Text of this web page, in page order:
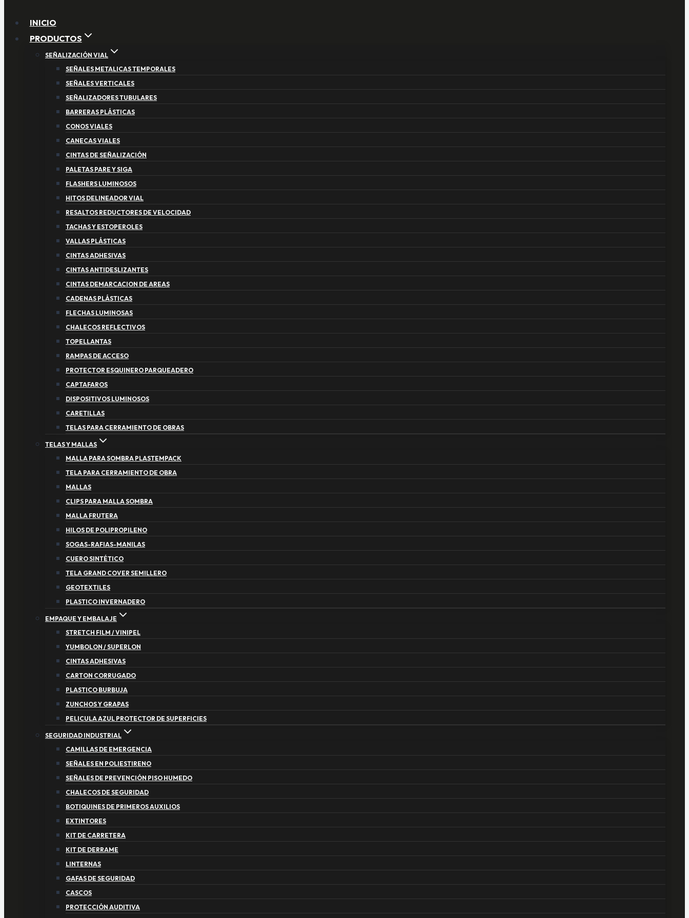
INICIO
PRODUCTOS
SEÑALIZACIÓN VIAL
SEÑALES METALICAS TEMPORALES
SEÑALES VERTICALES
SEÑALIZADORES TUBULARES
BARRERAS PLÁSTICAS
CONOS VIALES
CANECAS VIALES
CINTAS DE SEÑALIZACIÓN
PALETAS PARE Y SIGA
FLASHERS LUMINOSOS
HITOS DELINEADOR VIAL
RESALTOS REDUCTORES DE VELOCIDAD
TACHAS Y ESTOPEROLES
VALLAS PLÁSTICAS
CINTAS ADHESIVAS
CINTAS ANTIDESLIZANTES
CINTAS DEMARCACION DE AREAS
CADENAS PLÁSTICAS
FLECHAS LUMINOSAS
CHALECOS REFLECTIVOS
TOPELLANTAS
RAMPAS DE ACCESO
PROTECTOR ESQUINERO PARQUEADERO
CAPTAFAROS
DISPOSITIVOS LUMINOSOS
CARETILLAS
TELAS PARA CERRAMIENTO DE OBRAS
TELAS Y MALLAS
MALLA PARA SOMBRA PLASTEMPACK
TELA PARA CERRAMIENTO DE OBRA
MALLAS
CLIPS PARA MALLA SOMBRA
MALLA FRUTERA
HILOS DE POLIPROPILENO
SOGAS-RAFIAS-MANILAS
CUERO SINTÉTICO
TELA GRAND COVER SEMILLERO
GEOTEXTILES
PLASTICO INVERNADERO
EMPAQUE Y EMBALAJE
STRETCH FILM / VINIPEL
YUMBOLON / SUPERLON
CINTAS ADHESIVAS
CARTON CORRUGADO
PLASTICO BURBUJA
ZUNCHOS Y GRAPAS
PELICULA AZUL PROTECTOR DE SUPERFICIES
SEGURIDAD INDUSTRIAL
CAMILLAS DE EMERGENCIA
SEÑALES EN POLIESTIRENO
SEÑALES DE PREVENCIÓN PISO HUMEDO
CHALECOS DE SEGURIDAD
BOTIQUINES DE PRIMEROS AUXILIOS
EXTINTORES
KIT DE CARRETERA
KIT DE DERRAME
LINTERNAS
GAFAS DE SEGURIDAD
CASCOS
PROTECCIÓN AUDITIVA